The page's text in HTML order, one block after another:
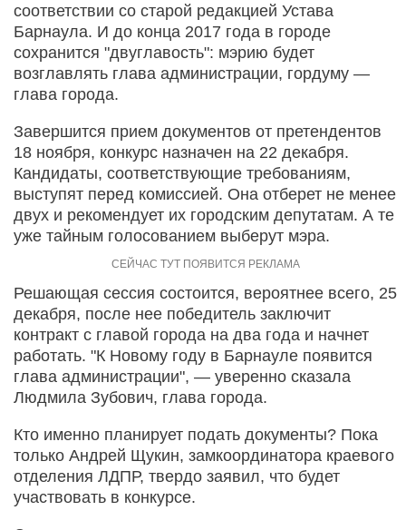
соответствии со старой редакцией Устава
Барнаула. И до конца 2017 года в городе
сохранится "двуглавость": мэрию будет
возглавлять глава администрации, гордуму —
глава города.
Завершится прием документов от претендентов
18 ноября, конкурс назначен на 22 декабря.
Кандидаты, соответствующие требованиям,
выступят перед комиссией. Она отберет не менее
двух и рекомендует их городским депутатам. А те
уже тайным голосованием выберут мэра.
Решающая сессия состоится, вероятнее всего, 25
декабря, после нее победитель заключит
контракт с главой города на два года и начнет
работать. "К Новому году в Барнауле появится
глава администрации", — уверенно сказала
Людмила Зубович, глава города.
Кто именно планирует подать документы? Пока
только Андрей Щукин, замкоординатора краевого
отделения ЛДПР, твердо заявил, что будет
участвовать в конкурсе.